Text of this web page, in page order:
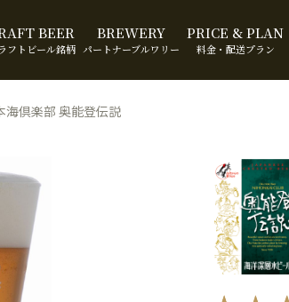
BEER
フトビール銘柄
BREWERY
パートナーブルワリー
PRICE & PLAN
料金・配送プラン
倶楽部 奥能登伝説